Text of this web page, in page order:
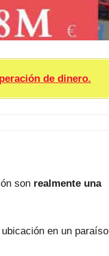
de dinero.
son realmente una
en un paraíso